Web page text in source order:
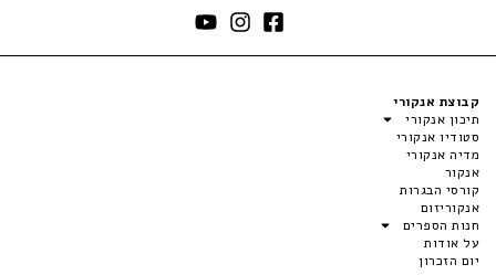
קבוצת אנקורי
תיכון אנקורי
סטודיו אנקורי
מדיה אנקורי
אנקור
קורסי הבגרות
אנקוריזום
חנות הספרים
על אודות
יום הזכרון